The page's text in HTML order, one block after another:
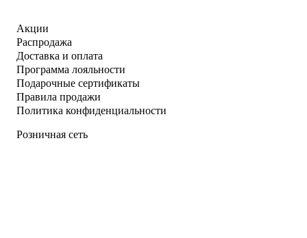
Акции
Распродажа
Доставка и оплата
Программа лояльности
Подарочные сертификаты
Правила продажи
Политика конфиденциальности
Розничная сеть